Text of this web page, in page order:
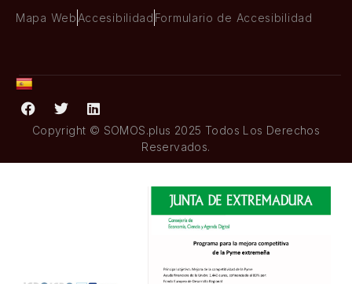
Mapa Web Accesibilidad Formulario de Accesibilidad
Copyright © SOMOS.plus 2025 Todos Los Derechos
Reservados.